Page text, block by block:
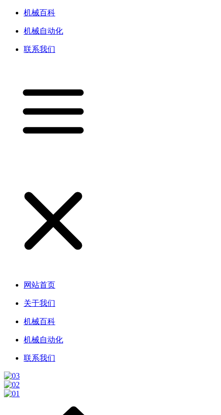
机械百科
机械自动化
联系我们
网站首页
关于我们
机械百科
机械自动化
联系我们